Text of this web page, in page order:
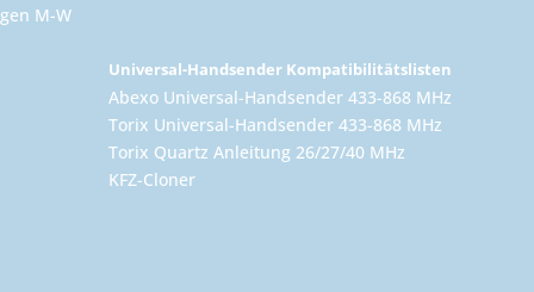
M-W
Universal-Handsender Kompatibilitätslisten
Abexo Universal-Handsender 433-868 MHz
Torix Universal-Handsender 433-868 MHz
Torix Quartz Anleitung 26/27/40 MHz
KFZ-Cloner